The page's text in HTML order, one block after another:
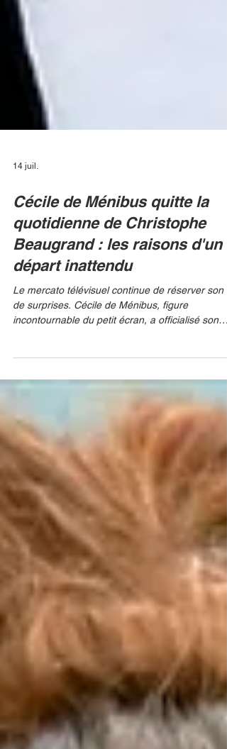
14 juil.
Cécile de Ménibus quitte la
quotidienne de Christophe
Beaugrand : les raisons d'un
départ inattendu
Le mercato télévisuel continue de réserver son
Christophe Beaugrand. Une décision qui
alors que le programme s'apprête à faire peau
neuve. ABACA Une évolution éditoriale qui
la donne Ce départ n'est pas le fruit d'un
désaccord personnel, mais bien d'une
restructuration profonde de l'émission. Face aux
attentes du public et a